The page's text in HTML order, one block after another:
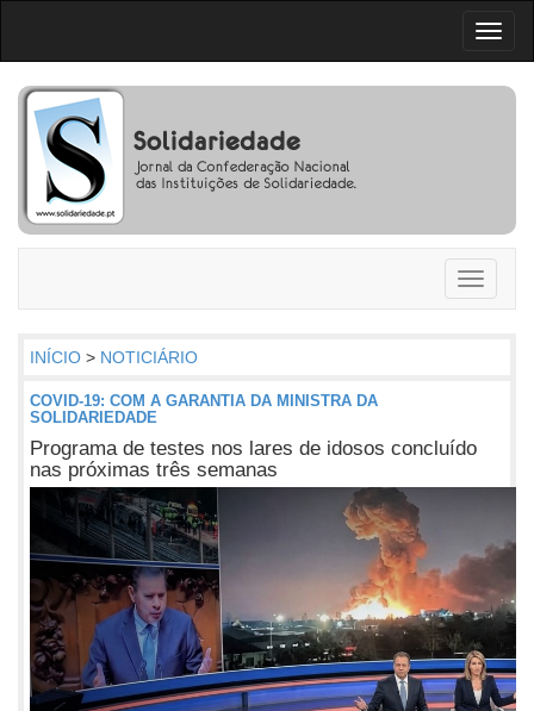
Toggle
INÍCIO > NOTICIÁRIO
COVID-19: COM A GARANTIA DA MINISTRA DA
SOLIDARIEDADE
Programa de testes nos lares de idosos concluído
nas próximas três semanas